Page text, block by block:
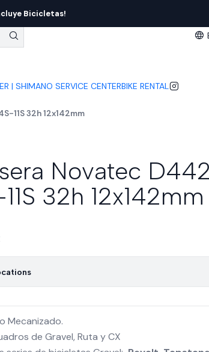
| SHIMANO SERVICE CENTERBIKE RENTAL
Bicicletas!
11S 32h 12x142mm
Novatec
32h 12x142mm
Mecanizado.
de Gravel, Ruta y CX